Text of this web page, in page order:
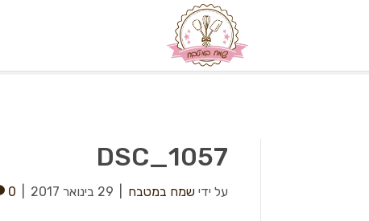
DSC_1057
על ידי שמח במטבח 29 בינואר 2017 0